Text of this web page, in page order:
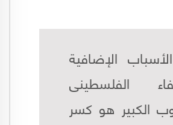
الإضافية
الفلسطينى
الكبير هو كسر